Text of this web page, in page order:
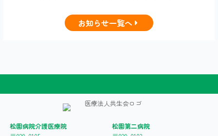
お知らせ一覧へ
松園病院介護医療院
松園第二病院